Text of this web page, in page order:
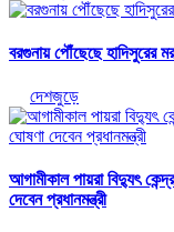
বরগুনায় পৌঁছেছে হাদিসুরের
দেশজুড়ে
আগামীকাল পায়রা বিদ্যুৎ
দেবেন প্রধানমন্ত্রী